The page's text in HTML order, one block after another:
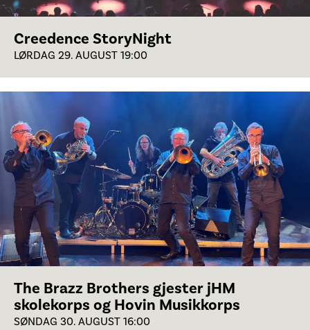
Creedence StoryNight
LØRDAG 29. AUGUST 19:00
The Brazz Brothers gjester jHM
skolekorps og Hovin Musikkorps
SØNDAG 30. AUGUST 16:00